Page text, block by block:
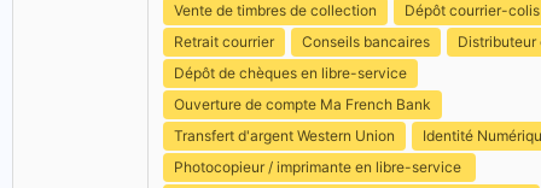
Vente de timbres de collection
Dépôt courrier-colis
Retrait courrier
Conseils bancaires
Distributeur
Dépôt de chèques en libre-service
Ouverture de compte Ma French Bank
Transfert d'argent Western Union
Identité
Photocopieur / imprimante en libre-service